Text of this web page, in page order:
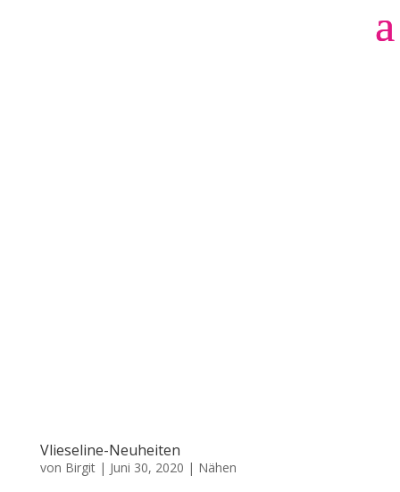
Vlieseline-Neuheiten
von Birgit| Juni 30, 2020 | Nähen